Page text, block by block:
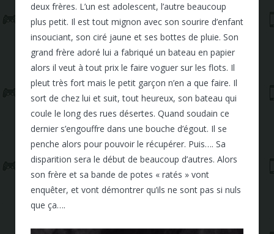
deux frères. L’un est adolescent, l’autre beaucoup
plus petit. Il est tout mignon avec son sourire d’enfant
insouciant, son ciré jaune et ses bottes de pluie. Son
grand frère adoré lui a fabriqué un bateau en papier
alors il veut à tout prix le faire voguer sur les flots. Il
pleut très fort mais le petit garçon n’en a que faire. Il
sort de chez lui et suit, tout heureux, son bateau qui
coule le long des rues désertes. Quand soudain ce
dernier s’engouffre dans une bouche d’égout. Il se
penche alors pour pouvoir le récupérer. Puis…. Sa
disparition sera le début de beaucoup d’autres. Alors
son frère et sa bande de potes « ratés » vont
enquêter, et vont démontrer qu’ils ne sont pas si nuls
que ça….